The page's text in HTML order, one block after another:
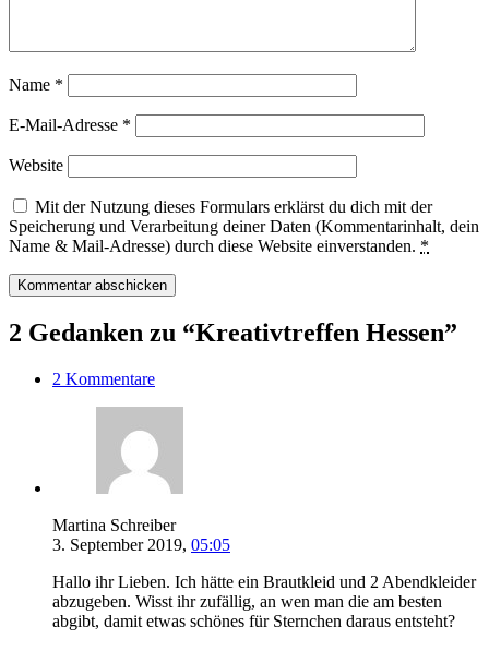
Name *
E-Mail-Adresse *
Website
Mit der Nutzung dieses Formulars erklärst du dich mit der
Speicherung und Verarbeitung deiner Daten (Kommentarinhalt, dein
Name & Mail-Adresse) durch diese Website einverstanden. *
2 Gedanken zu “Kreativtreffen Hessen”
2 Kommentare
Martina Schreiber
3. September 2019, 05:05
Hallo ihr Lieben. Ich hätte ein Brautkleid und 2 Abendkleider
abzugeben. Wisst ihr zufällig, an wen man die am besten
abgibt, damit etwas schönes für Sternchen daraus entsteht?